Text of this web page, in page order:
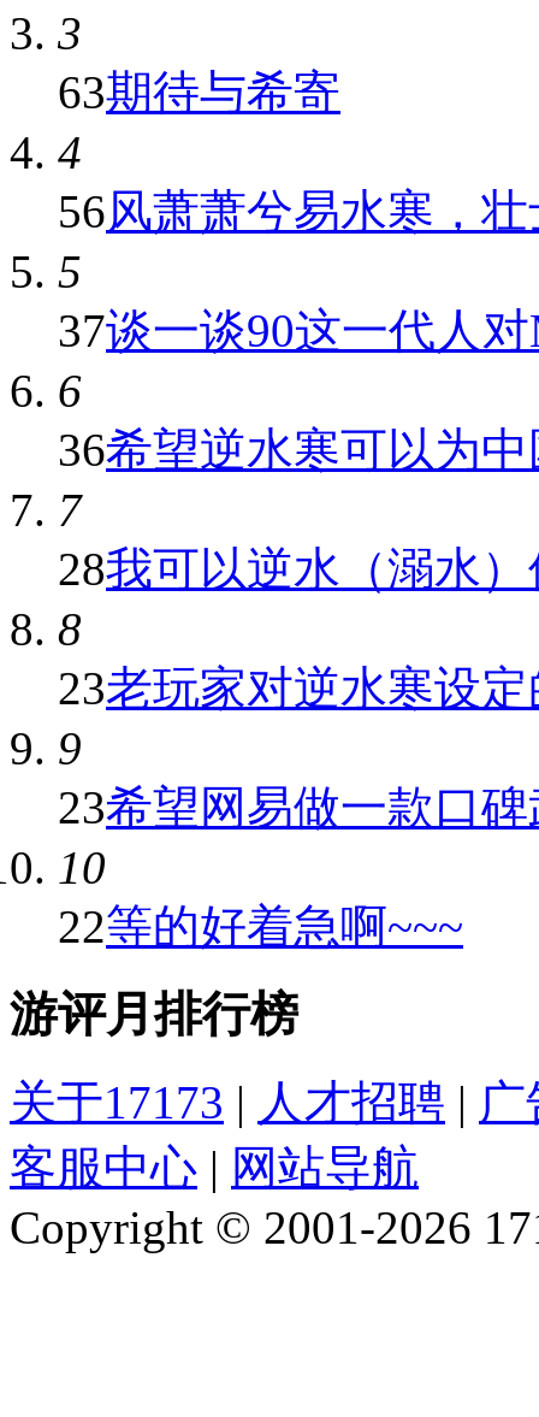
3
63期待与希寄
4
56风萧萧兮易水寒，
5
37谈一谈90这一代人
6
36希望逆水寒可以为
7
28我可以逆水（溺水
8
23老玩家对逆水寒设
9
23希望网易做一款口
10
22等的好着急啊~~~
游评月排行榜
关于17173 | 人才招聘 |
客服中心 | 网站导航
Copyright © 2001-2026